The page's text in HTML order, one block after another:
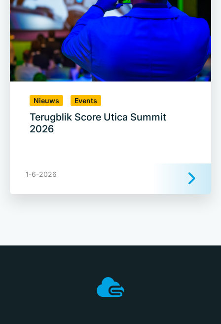
Nieuws Events
Terugblik Score Utica Summit
2026
1-6-2026